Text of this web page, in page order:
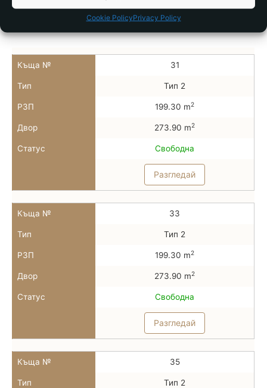
Cookie PolicyPrivacy Policy
Available houses in the complex
Къща № 31
Тип Тип 2
РЗП 199.30 m2
Двор 273.90 m2
Статус Свободна
Разгледай
Къща № 33
Тип Тип 2
РЗП 199.30 m2
Двор 273.90 m2
Статус Свободна
Разгледай
Къща № 35
Тип Тип 2